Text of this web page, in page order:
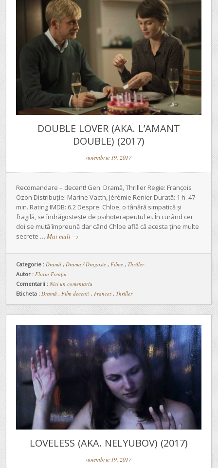
DOUBLE LOVER (AKA. L’AMANT
DOUBLE) (2017)
noiembrie 19, 2017
Recomandare – decent! Gen: Dramă, Thriller Regie: François
Ozon Distribuție: Marine Vacth, Jérémie Renier Durată: 1 h. 47
min. Rating IMDB: 6.2 Despre: Chloe, o tânără simpatică și
fragilă, se îndrăgostește de psihoterapeutul ei. În curând cei
doi se mută împreună dar când Chloe află că acesta ține multe
secrete … Mai mult →
Categorie : Dramă , Drama / Dragoste , Filme , Thriller
Autor : Florin Frențiu
Comentarii : Nici un comentariu
Eticheta : Dramă , Film decent! , Francez , Thriller
LOVELESS (AKA. NELYUBOV) (2017)
noiembrie 19, 2017